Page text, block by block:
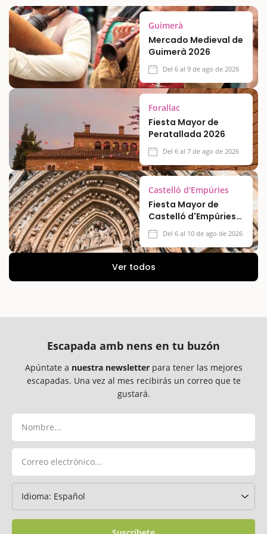
Guimerà
Mercado Medieval de
Guimerà 2026
Del 6 al 9 de ago de 2026
Forallac
Fiesta Mayor de
Peratallada 2026
Del 6 al 7 de ago de 2026
Castelló d'Empúries
Fiesta Mayor de
Castelló d'Empúries
2026Del 6 al 10 de ago de 2026
Ver todos
Escapada amb nens en tu buzón
Apúntate a nuestra newsletterpara tener las mejores
escapadas. Una vez al mes recibirás un correo que te
gustará.